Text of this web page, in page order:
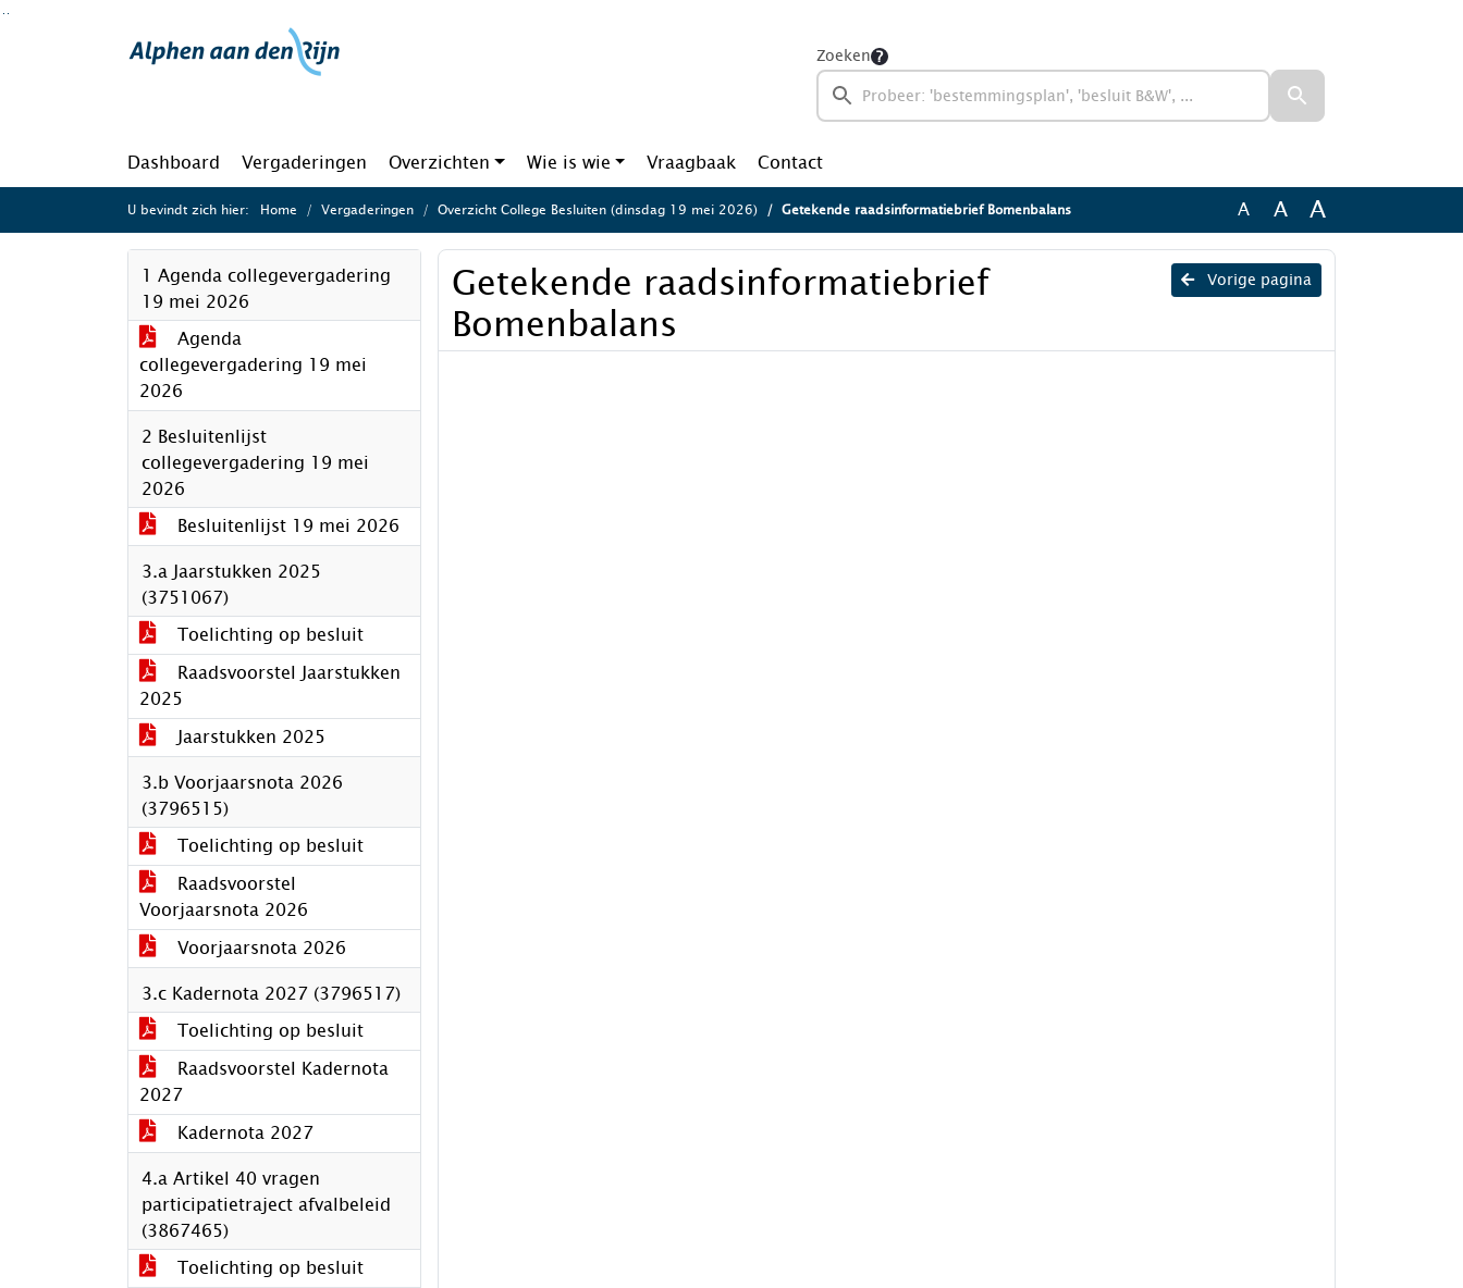
Ga naar de inhoud van deze pagina
Zoeken
Dashboard Vergaderingen Overzichten Wie is wie Vraagbaak Contact
U bevindt zich hier: Home Vergaderingen Overzicht College Besluiten (dinsdag 19 mei 2026) Getekende raadsinformatiebrief Bomenbalans A A A
1 Agenda collegevergadering
19 mei 2026
Agenda
collegevergadering 19 mei
2026
2 Besluitenlijst
collegevergadering 19 mei
2026
Besluitenlijst 19 mei 2026
3.a Jaarstukken 2025
(3751067)
Toelichting op besluit
Raadsvoorstel Jaarstukken
2025
Jaarstukken 2025
3.b Voorjaarsnota 2026
(3796515)
Toelichting op besluit
Raadsvoorstel
Voorjaarsnota 2026
Voorjaarsnota 2026
3.c Kadernota 2027 (3796517)
Toelichting op besluit
Raadsvoorstel Kadernota
2027
Kadernota 2027
4.a Artikel 40 vragen
participatietraject afvalbeleid
(3867465)
Toelichting op besluit
Vorige pagina
Getekende raadsinformatiebrief
Bomenbalans